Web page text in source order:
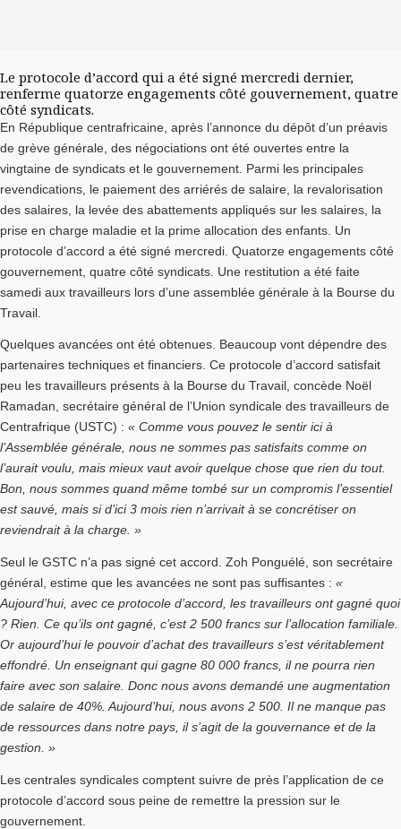
Le protocole d’accord qui a été signé mercredi dernier,
renferme quatorze engagements côté gouvernement, quatre
côté syndicats.
En République centrafricaine, après l’annonce du dépôt d’un préavis
de grève générale, des négociations ont été ouvertes entre la
vingtaine de syndicats et le gouvernement. Parmi les principales
revendications, le paiement des arriérés de salaire, la revalorisation
des salaires, la levée des abattements appliqués sur les salaires, la
prise en charge maladie et la prime allocation des enfants. Un
protocole d’accord a été signé mercredi. Quatorze engagements côté
gouvernement, quatre côté syndicats. Une restitution a été faite
samedi aux travailleurs lors d’une assemblée générale à la Bourse du
Travail.
Quelques avancées ont été obtenues. Beaucoup vont dépendre des
partenaires techniques et financiers. Ce protocole d’accord satisfait
peu les travailleurs présents à la Bourse du Travail, concède Noël
Ramadan, secrétaire général de l’Union syndicale des travailleurs de
Centrafrique (USTC) : « Comme vous pouvez le sentir ici à
l’Assemblée générale, nous ne sommes pas satisfaits comme on
l’aurait voulu, mais mieux vaut avoir quelque chose que rien du tout.
Bon, nous sommes quand même tombé sur un compromis l’essentiel
est sauvé, mais si d’ici 3 mois rien n’arrivait à se concrétiser on
reviendrait à la charge. »
Seul le GSTC n’a pas signé cet accord. Zoh Ponguélé, son secrétaire
général, estime que les avancées ne sont pas suffisantes : «
Aujourd’hui, avec ce protocole d’accord, les travailleurs ont gagné quoi
? Rien. Ce qu’ils ont gagné, c’est 2 500 francs sur l’allocation familiale.
Or aujourd’hui le pouvoir d’achat des travailleurs s’est véritablement
effondré. Un enseignant qui gagne 80 000 francs, il ne pourra rien
faire avec son salaire. Donc nous avons demandé une augmentation
de salaire de 40%. Aujourd’hui, nous avons 2 500. Il ne manque pas
de ressources dans notre pays, il s’agit de la gouvernance et de la
gestion. »
Les centrales syndicales comptent suivre de près l’application de ce
protocole d’accord sous peine de remettre la pression sur le
gouvernement.